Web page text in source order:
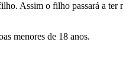
Assim o filho passará a ter
menores de 18 anos.